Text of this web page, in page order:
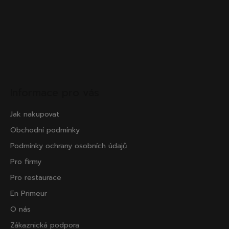
Jak nakupovat
Obchodní podmínky
Podmínky ochrany osobních údajů
Pro firmy
Pro restaurace
En Primeur
O nás
Zákaznická podpora